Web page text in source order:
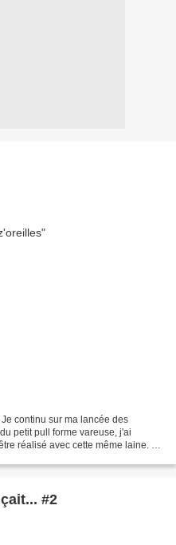
continu sur ma lancée des
petit pull forme vareuse, j'ai
réalisé avec cette même laine. Je
#2